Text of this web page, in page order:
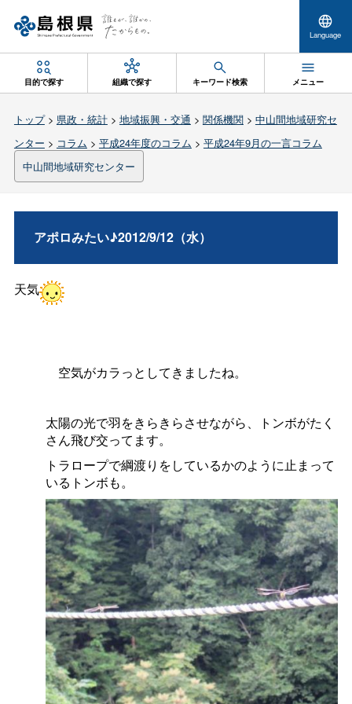
Language
目的で探す 組織で探す キーワード検索 メニュー
トップ> 県政・統計> 地域振興・交通 > 関係機関> 中山間地域研究セ
ンター > コラム > 平成24年度のコラム > 平成24年9月の一言コラム
中山間地域研究センター
アポロみたい♪2012/9/12（水）
天気
空気がカラっとしてきましたね。
太陽の光で羽をきらきらさせながら、トンボがたく
さん飛び交ってます。
トラロープで綱渡りをしているかのように止まって
いるトンボも。